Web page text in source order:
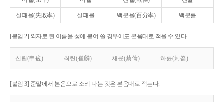
실패율(失敗率) 실패률 백분율(百分率) 백분률
[붙임 2] 외자로 된 이름을 성에 붙여 쓸 경우에도 본음대로 적을 수 있다.
신립(申砬) 최린(崔麟) 채륜(蔡倫) 하륜(河崙)
[붙임 3] 준말에서 본음으로 소리 나는 것은 본음대로 적는다.